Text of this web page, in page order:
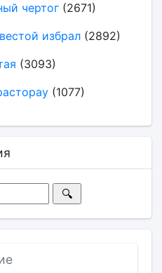
чертог(2671)
избрал(2892)
(3093)
(1077)